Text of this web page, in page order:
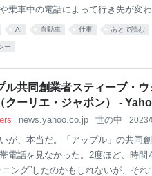
乗車中の電話によって行き先が変
コンビニに寄る、途中でもう一人を
ケーションがうまくいかないとき
最も難しいのは、こうした指示を
からだけではない。 これはタクシ
ロールされている。 最も頻度が高
AI 自動車 仕事 あとで読む
ー
ル共同創業者スティーブ・
クーリエ・ジャポン） -
news.yahoo.co.jp 世の中
が、本当だ。「アップル」の共同
電話を見なかった。2度ほど、時
ニング”したのかもしれないが、そ